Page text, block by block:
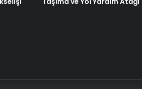
Boşanma Sürecinde Doğru Avukatı